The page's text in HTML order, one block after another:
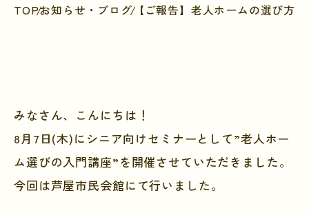
TOPお知らせ・ブログ【ご報告】老人ホームの選び方
みなさん、こんにちは！
8月7日(木)にシニア向けセミナーとして”老人ホー
ム選びの入門講座”を開催させていただきました。
今回は芦屋市民会館にて行いました。